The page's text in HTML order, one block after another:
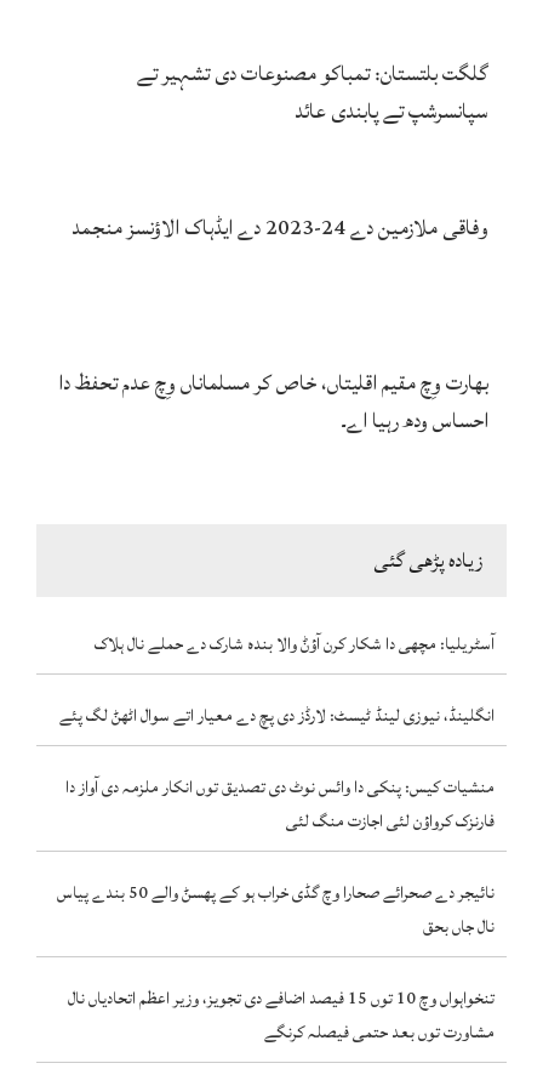
گلگت بلتستان: تمباکو مصنوعات دی تشہیر تے
سپانسرشپ تے پابندی عائد
وفاقی ملازمین دے 24-2023 دے ایڈہاک الاؤنسز منجمد
بھارت وِچ مقیم اقلیتاں، خاص کر مسلماناں وِچ عدم تحفظ دا
احساس ودھ رہیا اے۔
زیادہ پڑھی گئی
آسٹریلیا: مچھی دا شکار کرن آؤݨ والا بندہ شارک دے حملے نال ہلاک
انگلینڈ، نیوزی لینڈ ٹیسٹ: لارڈز دی پچ دے معیار اتے سوال اٹھݨ لگ پئے
منشیات کیس: پنکی دا وائس نوٹ دی تصدیق توں انکار ملزمہ دی آواز دا
فارنزک کرواؤن لئی اجازت منگ لئی
نائیجر دے صحرائے صحارا وچ گڈی خراب ہو کے پھسݨ والے 50 بندے پیاس
نال جاں بحق
تنخواہواں وچ 10 توں 15 فیصد اضافے دی تجویز، وزیر اعظم اتحادیاں نال
مشاورت توں بعد حتمی فیصلہ کرنگے